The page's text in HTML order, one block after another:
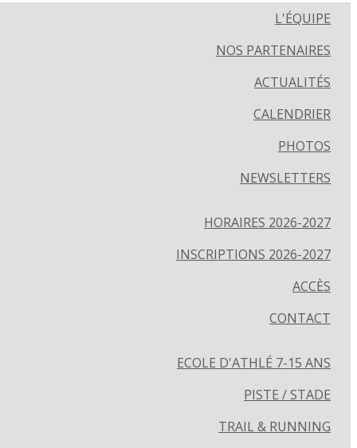
L'ÉQUIPE
NOS PARTENAIRES
ACTUALITÉS
CALENDRIER
PHOTOS
NEWSLETTERS
HORAIRES 2026-2027
INSCRIPTIONS 2026-2027
ACCÈS
CONTACT
ECOLE D'ATHLÉ 7-15 ANS
PISTE / STADE
TRAIL & RUNNING